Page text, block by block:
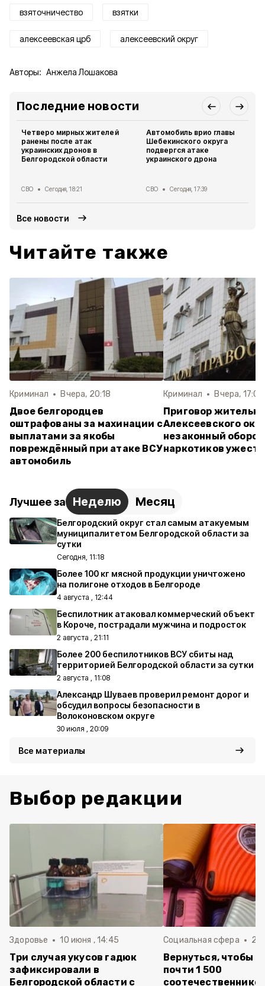
взяточничество взятки
алексеевская црб алексеевский округ
Авторы: Анжела Лошакова
Последние новости
Четверо мирных жителей
ранены после атак
украинских дронов в
Белгородской области
СВО Сегодня, 18:21
Автомобиль врио главы
Шебекинского округа
подвергся атаке
украинского дрона
СВО Сегодня, 17:39
Все новости
Читайте также
Криминал Вчера, 20:18
Двое белгородцев
оштрафованы за махинации с
выплатами за якобы
повреждённый при атаке ВСУ
автомобиль
Криминал Вчера, 17:07
Приговор
Алексеевского
незаконный оборот
наркотиков
Лучшее за Неделю Месяц
Белгородский округ стал самым атакуемым
муниципалитетом Белгородской области за
сутки
Сегодня, 11:18
Более 100 кг мясной продукции уничтожено
на полигоне отходов в Белгороде
4 августа , 12:44
Беспилотник атаковал коммерческий объект
в Короче, пострадали мужчина и подросток
2 августа , 21:11
Более 200 беспилотников ВСУ сбиты над
территорией Белгородской области за сутки
2 августа , 11:08
Александр Шуваев проверил ремонт дорог и
обсудил вопросы безопасности в
Волоконовском округе
30 июля , 20:09
Все материалы
Выбор редакции
Здоровье 10 июня , 14:45
Три случая укусов гадюк
зафиксировали в
Белгородской области с
Социальная сфера 20
Вернуться, чтобы
почти 1 500